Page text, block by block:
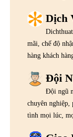
Dịch
mãi, chế độ
hàng khách
Đội
Đội ngũ
chuyên
tình mọi lúc,